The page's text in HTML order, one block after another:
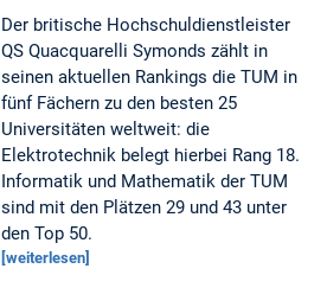
Der britische Hochschuldienstleister
QS Quacquarelli Symonds zählt in
seinen aktuellen Rankings die TUM in
fünf Fächern zu den besten 25
Universitäten weltweit: die
Elektrotechnik belegt hierbei Rang 18.
Informatik und Mathematik der TUM
sind mit den Plätzen 29 und 43 unter
den Top 50.
[weiterlesen]